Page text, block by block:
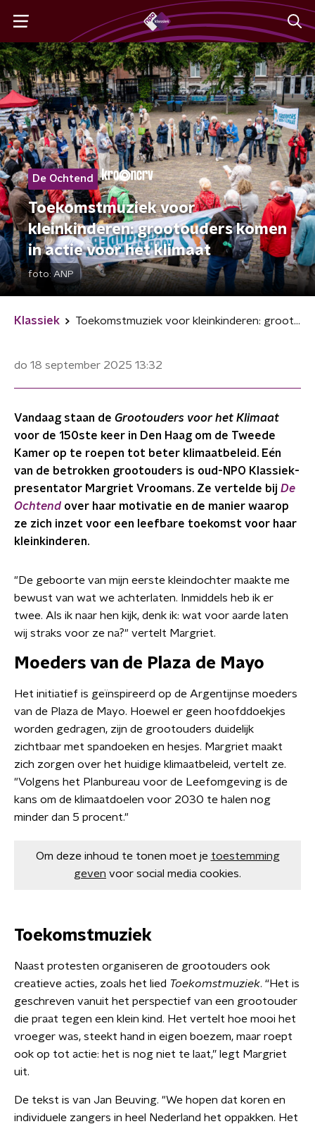
De Ochtend
Toekomstmuziek voor
kleinkinderen: grootouders komen
in actie voor het klimaat
foto:ANP
Klassiek Toekomstmuziek voor kleinkinderen: grootouders komen in actie voor het klimaat
do 18 september 2025 13:32
Vandaag staan de Grootouders voor het Klimaat
voor de 150ste keer in Den Haag om de Tweede
Kamer op te roepen tot beter klimaatbeleid. Eén
van de betrokken grootouders is oud-NPO Klassiek-
presentator Margriet Vroomans. Ze vertelde bij De
Ochtend over haar motivatie en de manier waarop
ze zich inzet voor een leefbare toekomst voor haar
kleinkinderen.
"De geboorte van mijn eerste kleindochter maakte me
bewust van wat we achterlaten. Inmiddels heb ik er
twee. Als ik naar hen kijk, denk ik: wat voor aarde laten
wij straks voor ze na?" vertelt Margriet.
Moeders van de Plaza de Mayo
Het initiatief is geïnspireerd op de Argentijnse moeders
van de Plaza de Mayo. Hoewel er geen hoofddoekjes
worden gedragen, zijn de grootouders duidelijk
zichtbaar met spandoeken en hesjes. Margriet maakt
zich zorgen over het huidige klimaatbeleid, vertelt ze.
"Volgens het Planbureau voor de Leefomgeving is de
kans om de klimaatdoelen voor 2030 te halen nog
minder dan 5 procent."
Om deze inhoud te tonen moet je toestemming
geven voor social media cookies.
Toekomstmuziek
Naast protesten organiseren de grootouders ook
creatieve acties, zoals het lied Toekomstmuziek. “Het is
geschreven vanuit het perspectief van een grootouder
die praat tegen een klein kind. Het vertelt hoe mooi het
vroeger was, steekt hand in eigen boezem, maar roept
ook op tot actie: het is nog niet te laat,” legt Margriet
uit.
De tekst is van Jan Beuving. "We hopen dat koren en
individuele zangers in heel Nederland het oppakken. Het